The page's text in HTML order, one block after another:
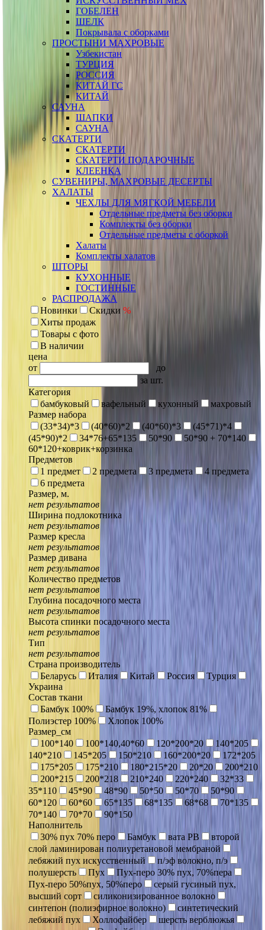
ГОБЕЛЕН
ШЕЛК
Покрывала с оборками
ПРОСТЫНИ МАХРОВЫЕ
Узбекистан
ТУРЦИЯ
РОССИЯ
КИТАЙ ГС
КИТАЙ
САУНА
ШАПКИ
САУНА
СКАТЕРТИ
СКАТЕРТИ
СКАТЕРТИ ПОДАРОЧНЫЕ
КЛЕЕНКА
СУВЕНИРЫ, МАХРОВЫЕ ДЕСЕРТЫ
ХАЛАТЫ
ЧЕХЛЫ ДЛЯ МЯГКОЙ МЕБЕЛИ
Отдельные предметы без оборки
Комплекты без оборки
Отдельные предметы с оборкой
Халаты
Комплекты халатов
ШТОРЫ
КУХОННЫЕ
ГОСТИННЫЕ
РАСПРОДАЖА
Новинки
Скидки %
Хиты продаж
Товары с фото
В наличии
цена
от
до
за шт.
Категория
бамбуковый
вафельный кухонный
махровый
Размер набора
(33*34)*3
(40*60)*2 (40*60)*3
(45*71)*4
(45*90)*2
34*76+65*135 50*90
50*90 + 70*140
60*120+коврик+корзинка
Предметов
1 предмет
2 предмета 3 предмета
4 предмета
6 предмета
Размер, м.
нет результатов
Ширина подлокотника
нет результатов
Размер кресла
нет результатов
Размер дивана
нет результатов
Количество предметов
нет результатов
Глубина посадочного места
нет результатов
Высота спинки посадочного места
нет результатов
Тип
нет результатов
Страна производитель
Беларусь
Италия Китай Россия
Турция
Украина
Состав ткани
Бамбук 100%
Бамбук 19%, хлопок 81%
Полиэстер 100%
Хлопок 100%
Размер_см
100*140
100*140,40*60 120*200*20
140*205
140*210
145*205 150*210 160*200*20
172*205
175*205
175*210 180*215*20 20*20
200*210
200*215
200*218 210*240 220*240
32*33
35*110
45*90 48*90 50*50 50*70
50*90
60*120
60*60 65*135 68*135 68*68
70*135
70*140
70*70
90*150
Наполнитель
30% пух 70% перо
Бамбук вата РВ
второй
слой ламинирован полиуретановой мембраной
лебяжий пух искусственный
п/эф волокно, п/э
полушерсть
Пух
Пух-перо 30% пух, 70%пера
Пух-перо 50%пух, 50%перо
серый гусиный пух,
высший сорт
силиконизированное волокно
синтепон (полиэфирное волокно)
синтетический
лебяжий пух
Холлофайбер
шерсть верблюжья